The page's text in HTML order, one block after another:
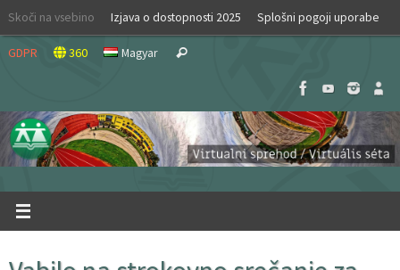
Skip
content
Skoči na vsebino Izjava o dostopnosti 2025 Splošni pogoji uporabe
GDPR 360 Magyar Search